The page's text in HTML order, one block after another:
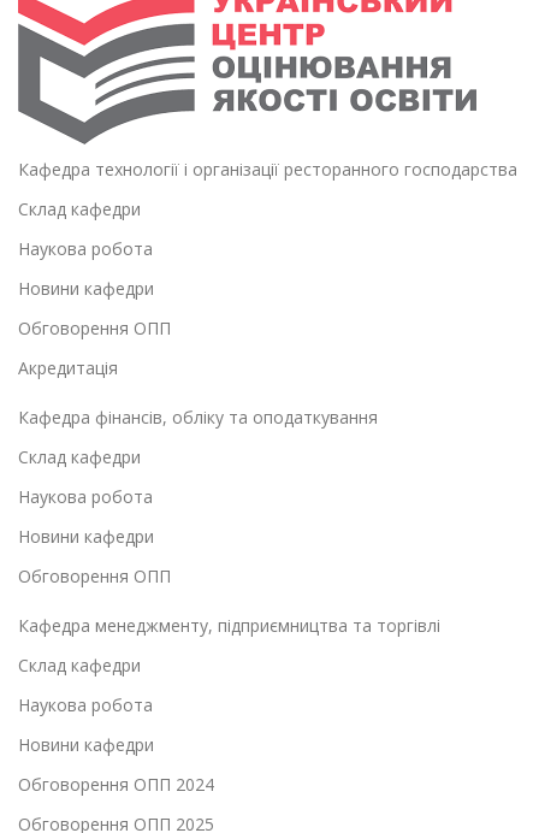
Кафедра технології і організації ресторанного господарства
Склад кафедри
Наукова робота
Новини кафедри
Обговорення ОПП
Акредитація
Кафедра фінансів, обліку та оподаткування
Склад кафедри
Наукова робота
Новини кафедри
Обговорення ОПП
Кафедра менеджменту, підприємництва та торгівлі
Склад кафедри
Наукова робота
Новини кафедри
Обговорення ОПП 2024
Обговорення ОПП 2025